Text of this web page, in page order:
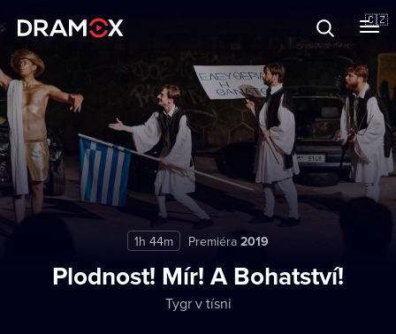
🇨🇿
Dárkové poukazy
Registrujte se
1h 44m Premiéra 2019
Plodnost! Mír! A Bohatství!
Tygr v tísni